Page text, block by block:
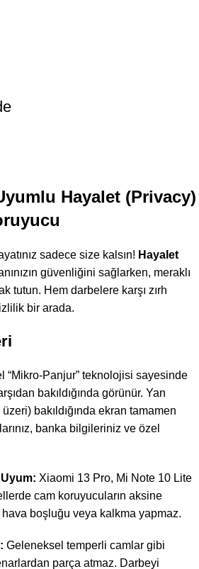
Hayalet (Privacy)
sadece size kalsın! Hayalet
güvenliğini sağlarken, meraklı
tutun. Hem darbelere karşı zırh
bir arada.
“Mikro-Panjur” teknolojisi sayesinde
bakıldığında görünür. Yan
bakıldığında ekran tamamen
banka bilgileriniz ve özel
Xiaomi 13 Pro, Mi Note 10 Lite
cam koruyucuların aksine
hava boşluğu veya kalkma yapmaz.
Geleneksel temperli camlar gibi
parça atmaz. Darbeyi